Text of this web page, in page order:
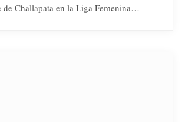
de Challapata en la Liga Femenina…